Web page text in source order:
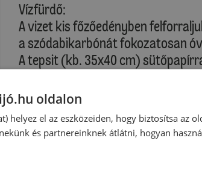
Vízfürdő:
A vizet kis főzőedényben
a szódabikarbónát fokozatosan
A tepsit (kb. 35x40 cm)
Alsó és felső sütés: kb. 200 °C
Légkeveréses sütés: kb. 180 °C
Tészta formázás:
A tésztát enyhén lisztezett
oldalon
helyez el az eszközeiden, hogy biztosítsa az
és partnereinknek átlátni, hogyan